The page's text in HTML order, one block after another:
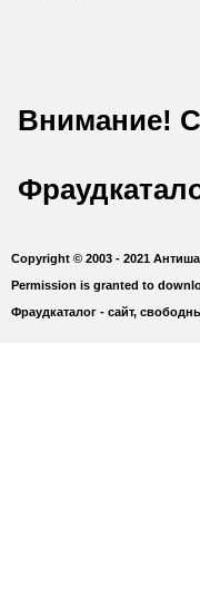
Внимание!
Copyright © 2003 - 2021
Permission is granted to
Фраудкаталог - сайт,